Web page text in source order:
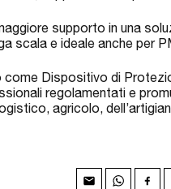
supporto in una
scala e ideale anche per
Dispositivo di
regolamentati e
agricolo,